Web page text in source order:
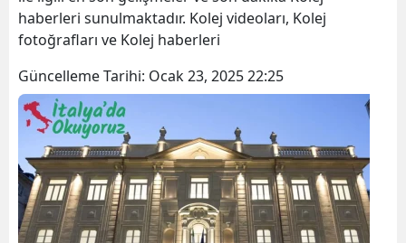
haberleri sunulmaktadır. Kolej videoları, Kolej
fotoğrafları ve Kolej haberleri
Güncelleme Tarihi: Ocak 23, 2025 22:25